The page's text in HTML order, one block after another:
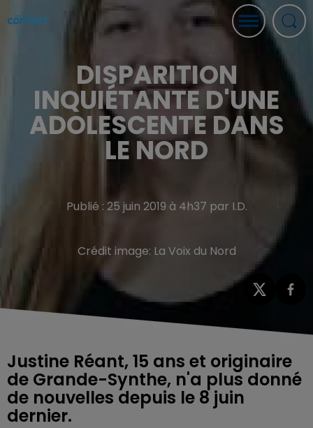
DISPARITION
INQUIÉTANTE D'UNE
ADOLESCENTE DANS
LE NORD
Publié : 25 juin 2019 à 4h37 par I.D.
Crédit image: La Voix du Nord
Justine Réant, 15 ans et originaire
de Grande-Synthe, n'a plus donné
de nouvelles depuis le 8 juin
dernier.